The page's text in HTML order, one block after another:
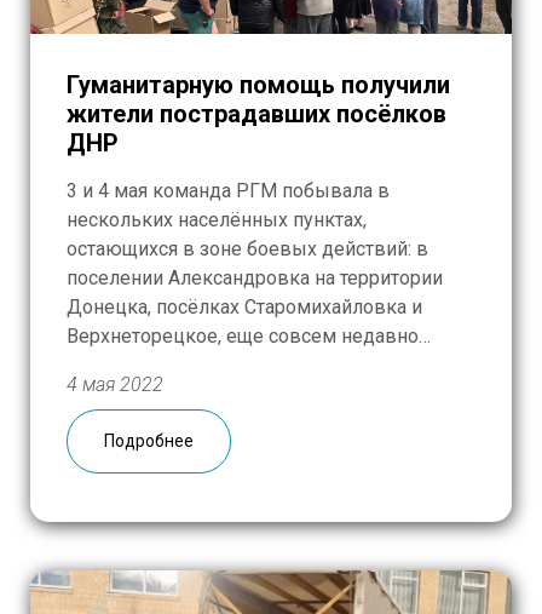
Гуманитарную помощь получили
жители пострадавших посёлков
ДНР
3 и 4 мая команда РГМ побывала в
нескольких населённых пунктах,
остающихся в зоне боевых действий: в
поселении Александровка на территории
Донецка, посёлках Старомихайловка и
Верхнеторецкое, еще совсем недавно
силами буквально пополам и вот-вот
освобождённом. Мирные граждане, не
покидающие своих домов — или того, что от
4 мая 2022
Подробнее